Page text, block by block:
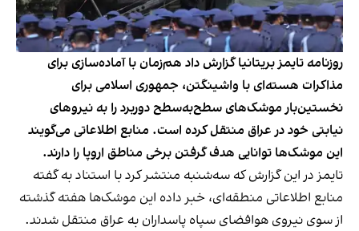
روزنامه تایمز بریتانیا گزارش داد هم‌زمان با آماده‌سازی برای
مذاکرات هسته‌ای با واشینگتن، جمهوری اسلامی برای
نخستین‌بار موشک‌های سطح‌به‌سطح دوربرد را به نیروهای
نیابتی خود در عراق منتقل کرده است. منابع اطلاعاتی می‌گویند
این موشک‌ها توانایی هدف گرفتن برخی مناطق اروپا را دارند.
تایمز در این گزارش که سه‌شنبه منتشر کرد با استناد به گفته
منابع اطلاعاتی منطقه‌ای، خبر داده این موشک‌ها هفته گذشته
از سوی نیروی هوافضای سپاه پاسداران به عراق منتقل شدند.